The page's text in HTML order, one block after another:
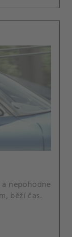
nepohodne
běží čas.